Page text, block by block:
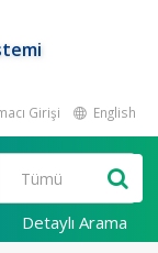
Girişi English
Detaylı Arama